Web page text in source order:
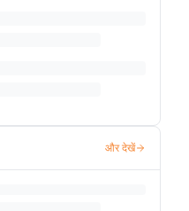
और देखें